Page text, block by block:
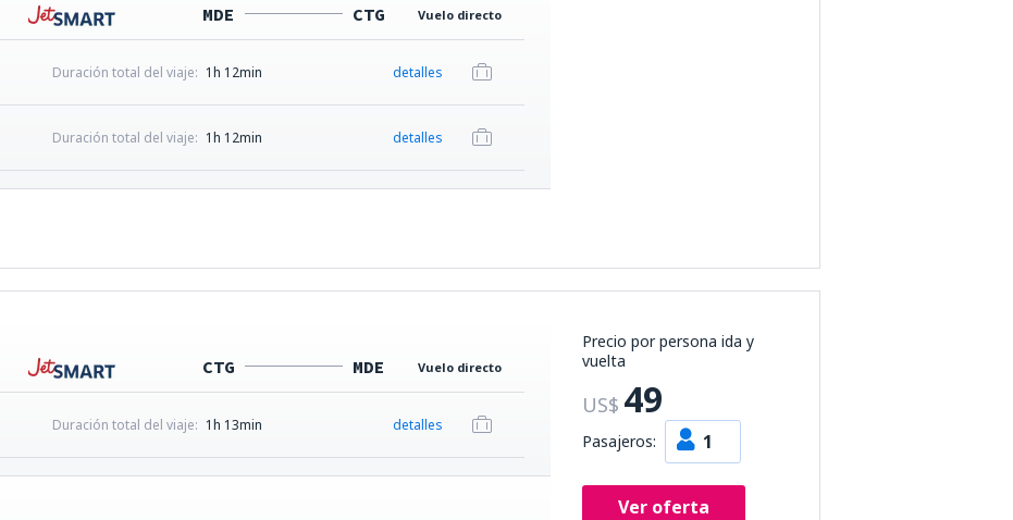
MDE CTG Vuelo directo
Duración total del viaje: 1h 12min detalles
Duración total del viaje: 1h 12min detalles
Precio por persona ida y
vuelta
US$ 49
Pasajeros: 1
Ver oferta
CTG MDE Vuelo directo
Duración total del viaje: 1h 13min detalles